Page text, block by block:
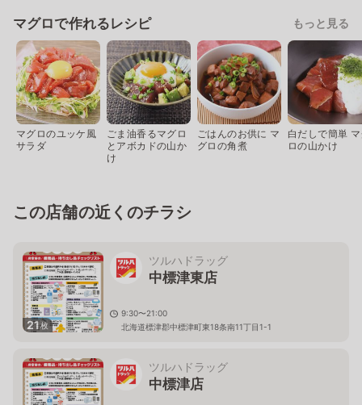
マグロで作れるレシピ もっと見る
マグロのユッケ風
サラダ
ごま油香るマグロ
とアボカドの山か
け
ごはんのお供に マ
グロの角煮
白だしで簡単
ロの山かけ
この店舗の近くのチラシ
21枚
ツルハドラッグ
中標津東店
9:30〜21:00
北海道標津郡中標津町東18条南11丁目1-1
ツルハドラッグ
中標津店